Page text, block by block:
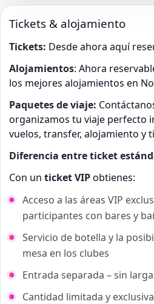
Tickets & alojamiento
Tickets: Desde ahora aquí
Alojamientos: Ahora
los mejores alojamientos en
Paquetes de viaje:
organizamos tu viaje perfecto
vuelos, transfer, alojamiento y
Diferencia entre ticket
Con un ticket VIPobtienes:
Acceso a las áreas VIP
participantes con bares y
Servicio de botella y la
mesa en los clubes
Entrada separada – sin
Cantidad limitada y